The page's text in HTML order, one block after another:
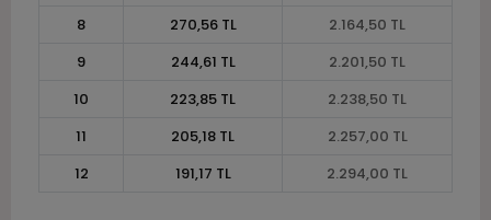
8
270,56 TL
2.164,50 TL
9
244,61 TL
2.201,50 TL
10
223,85 TL
2.238,50 TL
11
205,18 TL
2.257,00 TL
12
191,17 TL 2.294,00 TL